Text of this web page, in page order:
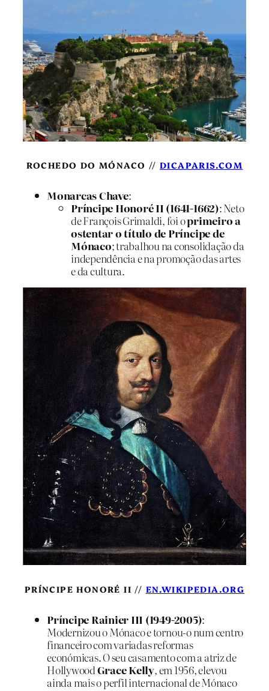
ROCHEDO DO MÓNACO //DICAPARIS.COM
Monarcas Chave:
Príncipe Honoré II (1641-1662): Neto
de François Grimaldi, foi oprimeiro a
ostentar o título de Príncipe de
Mónaco; trabalhou na consolidação da
independência e na promoção das artes
e da cultura.
PRÍNCIPE HONORÉ II // EN.WIKIPEDIA.ORG
Príncipe Rainier III (1949-2005):
Modernizou o Mónaco e tornou-o num centro
financeiro com variadas reformas
económicas. O seu casamento com a atriz de
HollywoodGrace Kelly, em 1956, elevou
ainda mais o perfil internacional de Mónaco